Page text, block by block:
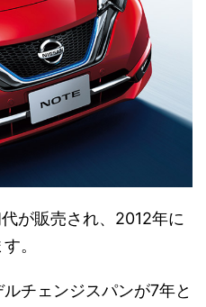
が販売され、2012年に
。
チェンジスパンが7年と